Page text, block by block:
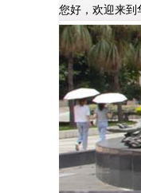
您好，欢迎来到